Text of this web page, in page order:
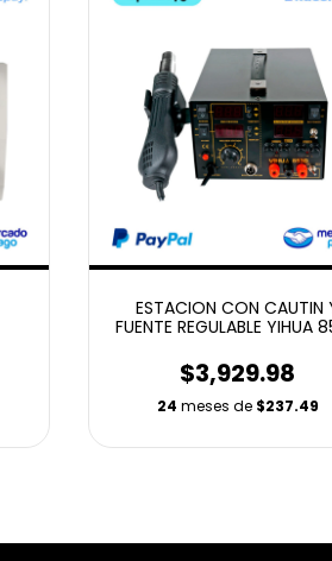
ESTACION CON CAUTIN
FUENTE REGULABLE YIHUA
$3,929.98
24 meses de $237.49